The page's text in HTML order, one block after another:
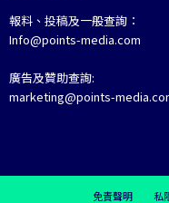
報料、投稿及一般查詢：
Info@points-media.com
廣告及贊助查詢:
marketing@points-
免責聲明 私